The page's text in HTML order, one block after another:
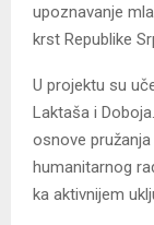
upoznavanje
krst Republike
U projektu su
Laktaša i
osnove
humanitarnog
ka aktivnijem